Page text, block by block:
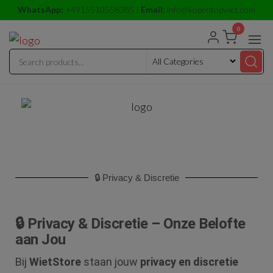
WhatsApp: +4915510558385 | Email: info@kopentopwiet.com
wiet
0
🔒 Privacy & Discretie
🔒 Privacy & Discretie – Onze Belofte
aan Jou
Bij WietStore staan jouw privacy en discretie